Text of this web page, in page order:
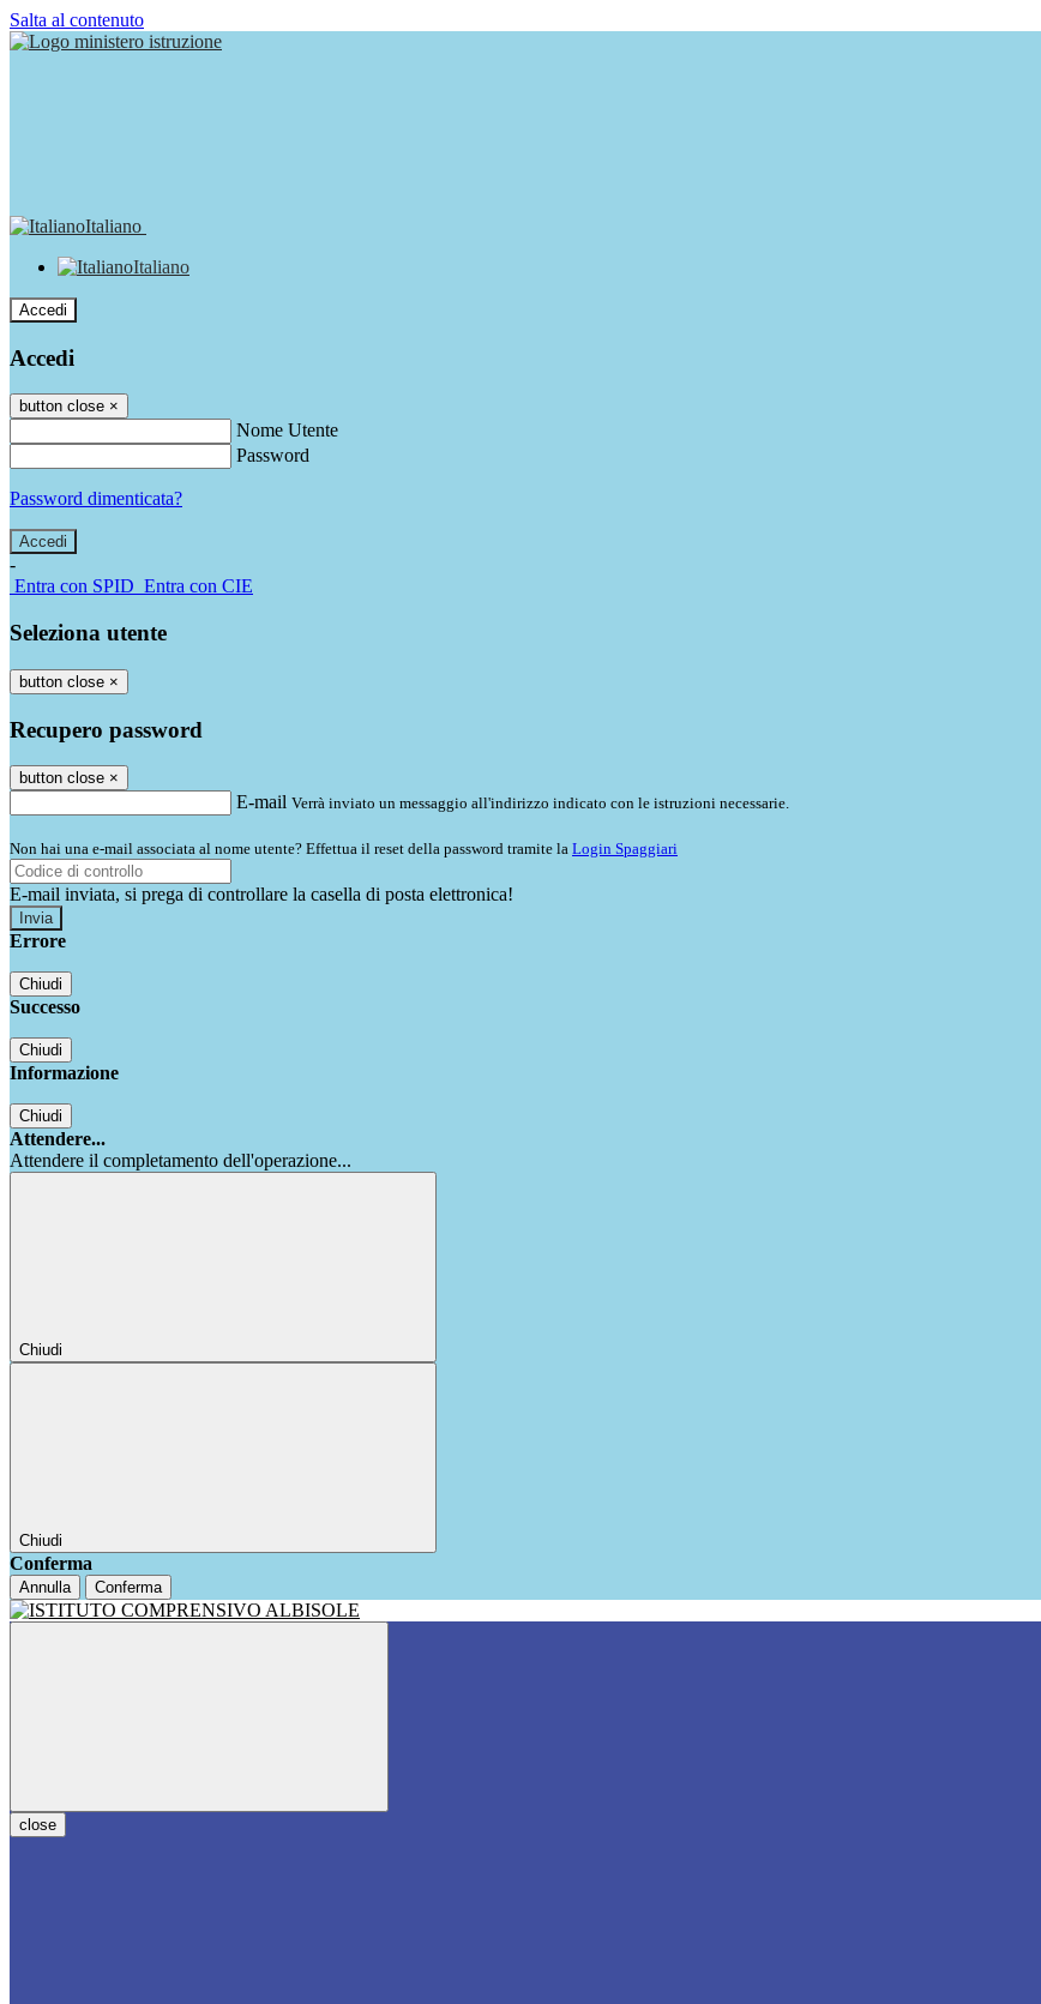
Salta al contenuto
Italiano
Italiano
Accedi
Accedi
button close ×
Nome Utente
Password
Password dimenticata?
-
Entra con SPID Entra con CIE
Seleziona utente
button close ×
Recupero password
button close ×
E-mail Verrà inviato un messaggio all'indirizzo indicato con le istruzioni necessarie.
Non hai una e-mail associata al nome utente? Effettua il reset della password tramite la Login Spaggiari
E-mail inviata, si prega di controllare la casella di posta elettronica!
Errore
Chiudi
Successo
Chiudi
Informazione
Chiudi
Attendere...
Attendere il completamento dell'operazione...
Chiudi
Chiudi
Conferma
Annulla Conferma
close